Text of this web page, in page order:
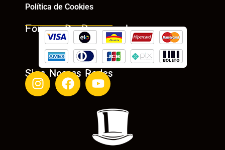
Política de Cookies
Formas De Pagamento
Siga Nossas Redes